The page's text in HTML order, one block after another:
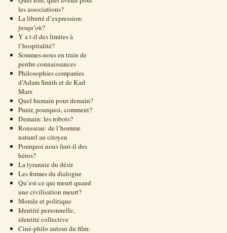
les associations?
La liberté d’expression:
jusqu’où?
Y a t-il des limites à
l’hospitalité?
Sommes-nous en train de
perdre connaissances
Philosophies comparées
d’Adam Smith et de Karl
Marx
Quel humain pour demain?
Punir, pourquoi, comment?
Demain: les robots?
Rousseau: de l’homme
naturel au citoyen
Pourquoi nous faut-il des
héros?
La tyrannie du désir
Les formes du dialogue
Qu’est-ce qui meurt quand
une civilisation meurt?
Morale et politique
Identité personnelle,
identité collective
Ciné-philo autour du film: